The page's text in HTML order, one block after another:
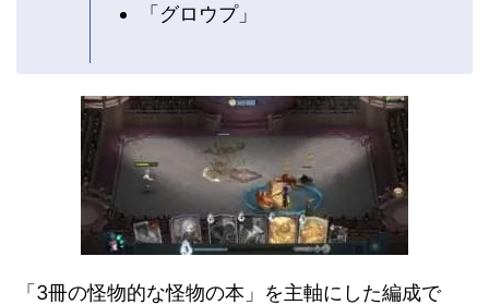
「グロウプ」
「3冊の怪物的な怪物の本」を主軸にした編成で